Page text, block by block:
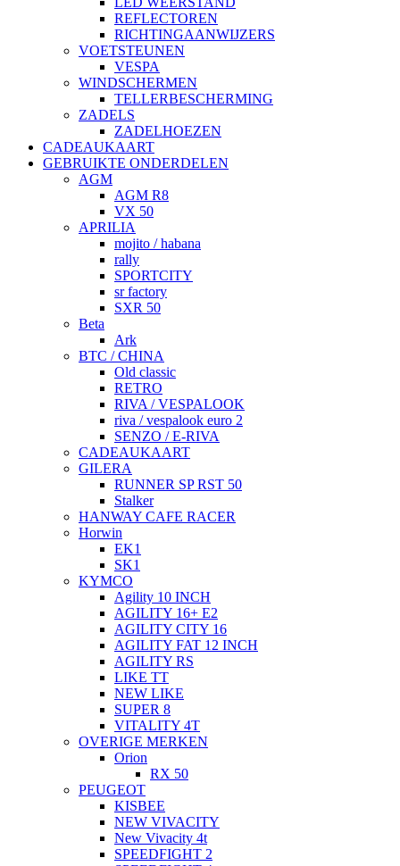
REFLECTOREN
RICHTINGAANWIJZERS
VOETSTEUNEN
VESPA
WINDSCHERMEN
TELLERBESCHERMING
ZADELS
ZADELHOEZEN
CADEAUKAART
GEBRUIKTE ONDERDELEN
AGM
AGM R8
VX 50
APRILIA
mojito / habana
rally
SPORTCITY
sr factory
SXR 50
Beta
Ark
BTC / CHINA
Old classic
RETRO
RIVA / VESPALOOK
riva / vespalook euro 2
SENZO / E-RIVA
CADEAUKAART
GILERA
RUNNER SP RST 50
Stalker
HANWAY CAFE RACER
Horwin
EK1
SK1
KYMCO
Agility 10 INCH
AGILITY 16+ E2
AGILITY CITY 16
AGILITY FAT 12 INCH
AGILITY RS
LIKE TT
NEW LIKE
SUPER 8
VITALITY 4T
OVERIGE MERKEN
Orion
RX 50
PEUGEOT
KISBEE
NEW VIVACITY
New Vivacity 4t
SPEEDFIGHT 2